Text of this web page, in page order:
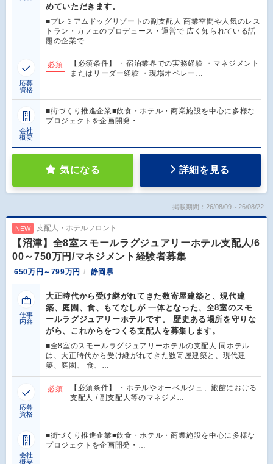
めていただきます。
■プレミアムドッグリゾートの副支配人 商業空間や人気のレス
トラン・カフェのプロデュース・運営で 広く知られている話
題の企業で…
応募
資格
必須
【必須条件】 ・宿泊業界での実務経験 ・マネジメント
またはリーダー経験 ・現場オペレー…
会社
概要
■街づくり推進企業■飲食・ホテル・商業施設を中心に多様な
プロジェクトを企画開発・…
気になる 詳細を見る
掲載期間：26/08/09～26/08/22
NEW 支配人・ホテルフロント
【沼津】全8室スモールラグジュアリーホテル支配人/6
00～750万円/マネジメント経験者募集
650万円～799万円 静岡県
仕事
内容
大正時代から受け継がれてきた数寄屋建築と、現代建
築、庭園、食、もてなしが 一体となった、全8室のスモ
ールラグジュアリーホテルです。 歴史ある場所を守りな
がら、これからをつくる支配人を募集します。
■全8室のスモールラグジュアリーホテルの支配人 同ホテル
は、大正時代から受け継がれてきた数寄屋建築と、現代建
築、庭園、 食、…
応募
資格
必須
【必須条件】 ・ホテルやオーベルジュ、旅館における
支配人 / 副支配人等のマネジメ…
会社
概要
■街づくり推進企業■飲食・ホテル・商業施設を中心に多様な
プロジェクトを企画開発・…